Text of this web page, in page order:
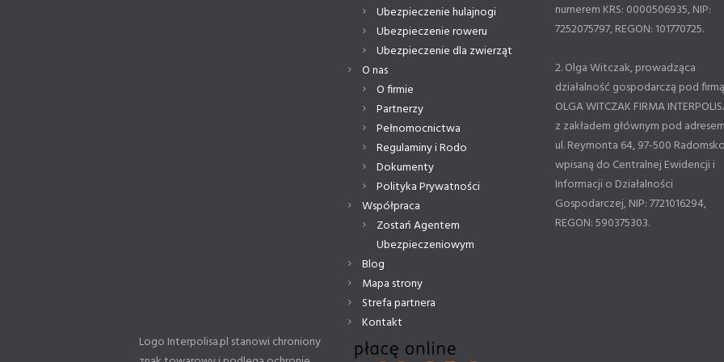
Ubezpieczenie hulajnogi
Ubezpieczenie roweru
Ubezpieczenie dla zwierząt
O nas
O firmie
Partnerzy
Pełnomocnictwa
Regulaminy i Rodo
Dokumenty
Polityka Prywatności
Współpraca
Zostań Agentem
Ubezpieczeniowym
Blog
Mapa strony
Strefa partnera
Kontakt
numerem KRS: 0000506935, NIP:
7252075797, REGON: 101770725.
2. Olga Witczak, prowadząca
działalność gospodarczą pod firmą
OLGA WITCZAK FIRMA
z zakładem głównym pod
ul. Reymonta 64, 97-500
wpisaną do Centralnej Ewidencji i
Informacji o Działalności
Gospodarczej, NIP: 7721016294,
REGON: 590375303.
Logo Interpolisa.pl stanowi chroniony